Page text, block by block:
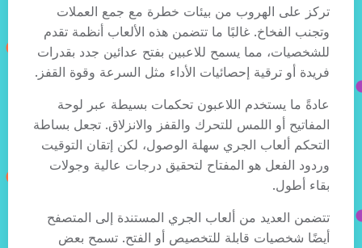
تركز على الهروب من بيئات خطرة مع جمع العملات
وتجنب الفخاخ. غالبًا ما تتضمن هذه الألعاب أنظمة تقدم
للشخصيات، مما يسمح للاعبين بفتح عدائين جدد بقدرات
فريدة أو ترقية إحصائيات الأداء مثل السرعة وقوة القفز.
عادةً ما يستخدم اللاعبون تحكمات بسيطة عبر لوحة
المفاتيح أو اللمس للتحرك والقفز والانزلاق. تجعل بساطة
التحكم ألعاب الجري سهلة الوصول، لكن إتقان التوقيت
وردود الفعل هو المفتاح لتحقيق درجات عالية وجولات
بقاء أطول.
تتضمن العديد من ألعاب الجري المستندة إلى المتصفح
أيضًا شخصيات قابلة للتخصيص أو الفتح. تسمح بعض